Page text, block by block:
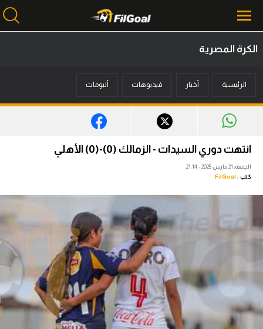
أخبار
ميركاتو
فيديوهات
آراء حرة
ركن الألعاب
الكرة المصرية
الرئيسية أخبار فيديوهات ألبومات
انتهت دوري السيدات - الزمالك (0)-(0) الأهلي
الجمعة، 21 مارس 2025 - 21:14
كتب : FilGoal